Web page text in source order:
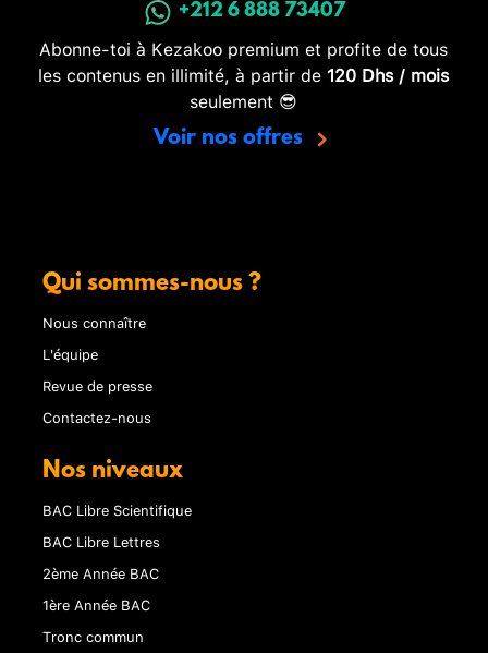
+212 6 888 73407
Abonne-toi à Kezakoo premium et profite de tous
les contenus en illimité, à partir de 120 Dhs / mois
seulement 😎
Voir nos offres
Qui sommes-nous ?
Nous connaître
L'équipe
Revue de presse
Contactez-nous
Nos niveaux
BAC Libre Scientifique
BAC Libre Lettres
2ème Année BAC
1ère Année BAC
Tronc commun